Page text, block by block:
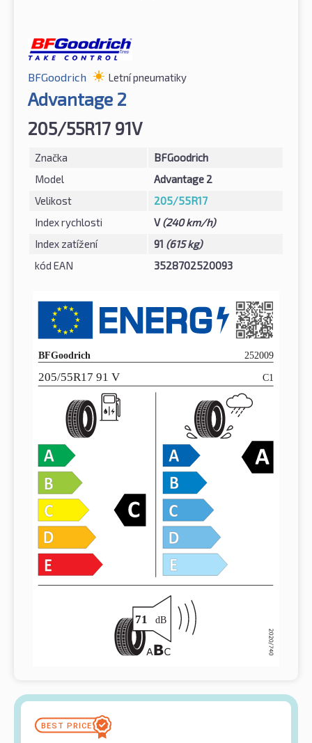
BFGoodrich Letní pneumatiky
Advantage 2
205/55R17 91V
Značka
BFGoodrich
Model
Advantage 2
Velikost
205/55R17
Index rychlosti
V(240 km/h)
Index zatížení
91 (615 kg)
kód EAN
3528702520093